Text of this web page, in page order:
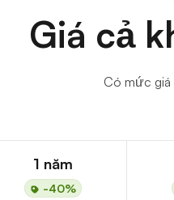
Giá cả
Có mức
1 năm
-40%